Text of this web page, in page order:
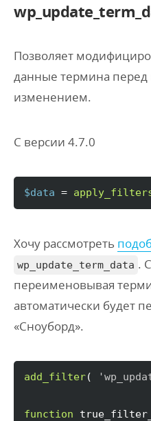
Позволяет
данные термина перед
изменением.
С версии 4.7.0
$data =
Хочу рассмотреть
wp_update_term_data .
переименовывая
автоматически будет
«Сноуборд».
add_filter(
function